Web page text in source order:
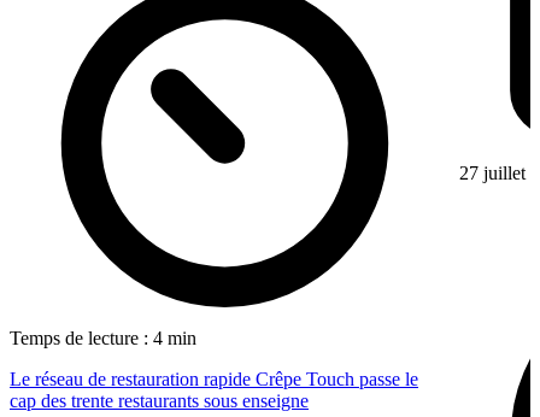
Temps de lecture : 4 min
Le réseau de restauration rapide Crêpe Touch passe le
cap des trente restaurants sous enseigne
27 juillet